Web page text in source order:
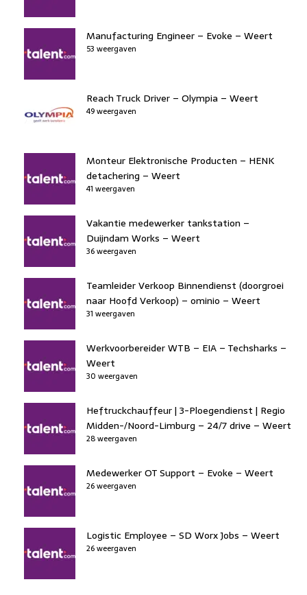
o
k Manufacturing Engineer – Evoke – Weert
53 weergaven
Reach Truck Driver – Olympia – Weert
49 weergaven
Monteur Elektronische Producten – HENK
detachering – Weert
41 weergaven
Vakantie medewerker tankstation –
Duijndam Works – Weert
36 weergaven
Teamleider Verkoop Binnendienst (doorgroei
naar Hoofd Verkoop) – ominio – Weert
31 weergaven
Werkvoorbereider WTB – EIA – Techsharks –
Weert
30 weergaven
Heftruckchauffeur | 3-Ploegendienst | Regio
Midden-/Noord-Limburg – 24/7 drive – Weert
28 weergaven
Medewerker OT Support – Evoke – Weert
26 weergaven
Logistic Employee – SD Worx Jobs – Weert
26 weergaven